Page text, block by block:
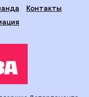
Контакты